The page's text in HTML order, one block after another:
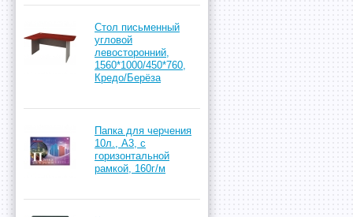
Стол письменный
угловой
левосторонний,
1560*1000/450*760,
Кредо/Берёза
Папка для черчения
10л., А3, с
горизонтальной
рамкой, 160г/м